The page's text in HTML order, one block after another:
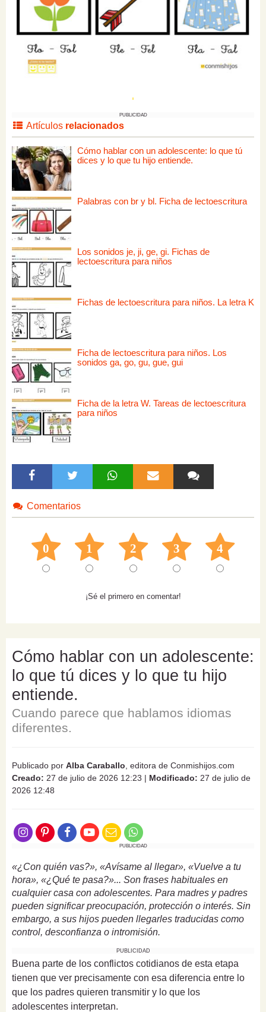
PUBLICIDAD
Artículos relacionados
Cómo hablar con un adolescente: lo que tú
dices y lo que tu hijo entiende.
Palabras con br y bl. Ficha de lectoescritura
Los sonidos je, ji, ge, gi. Fichas de
lectoescritura para niños
Fichas de lectoescritura para niños. La letra K
Ficha de lectoescritura para niños. Los
sonidos ga, go, gu, gue, gui
Ficha de la letra W. Tareas de lectoescritura
para niños
Comentarios
0 1 2 3 4
¡Sé el primero en comentar!
Cómo hablar con un adolescente:
lo que tú dices y lo que tu hijo
entiende.
Cuando parece que hablamos idiomas
diferentes.
Publicado por Alba Caraballo , editora de Conmishijos.com
Creado: 27 de julio de 2026 12:23 | Modificado: 27 de julio de
2026 12:48
PUBLICIDAD
«¿Con quién vas?», «Avísame al llegar», «Vuelve a tu
hora», «¿Qué te pasa?»... Son frases habituales en
cualquier casa con adolescentes. Para madres y padres
pueden significar preocupación, protección o interés. Sin
embargo, a sus hijos pueden llegarles traducidas como
control, desconfianza o intromisión.
PUBLICIDAD
Buena parte de los conflictos cotidianos de esta etapa
tienen que ver precisamente con esa diferencia entre lo
que los padres quieren transmitir y lo que los
adolescentes interpretan.